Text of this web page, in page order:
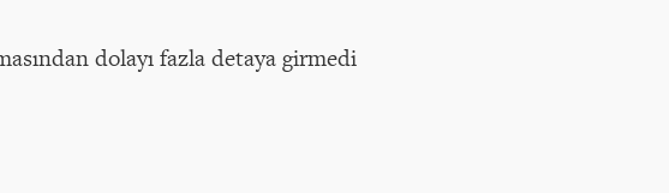
dolayı fazla detaya girmedi